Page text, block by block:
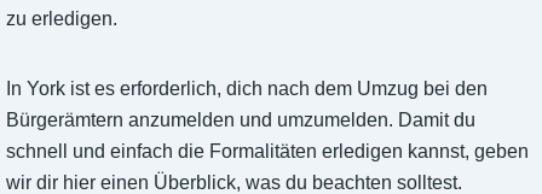
zu erledigen.
In York ist es erforderlich, dich nach dem Umzug bei den
Bürgerämtern anzumelden und umzumelden. Damit du
schnell und einfach die Formalitäten erledigen kannst, geben
wir dir hier einen Überblick, was du beachten solltest.